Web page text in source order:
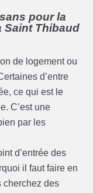
pour la
Saint Thibaud
de logement ou
d’entre
ce qui est le
C’est une
par les
d’entrée des
il faut faire en
cherchez des